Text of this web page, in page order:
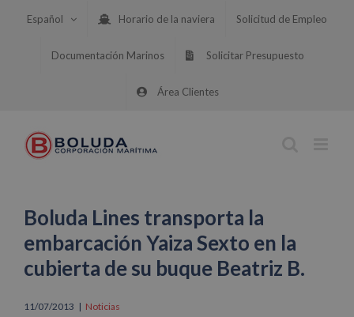
Español Horario de la naviera Solicitud de Empleo
Documentación Marinos Solicitar Presupuesto
Área Clientes
Boluda Lines transporta la
embarcación Yaiza Sexto en la
cubierta de su buque Beatriz B.
11/07/2013 | Noticias